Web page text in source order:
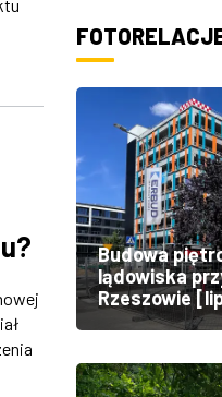
Budowa
lądowiska
Rzeszowie